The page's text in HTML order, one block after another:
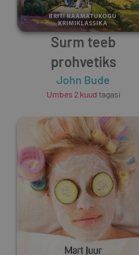
Surm teeb
prohvetiks
John Bude
Umbes 2 kuud tagasi